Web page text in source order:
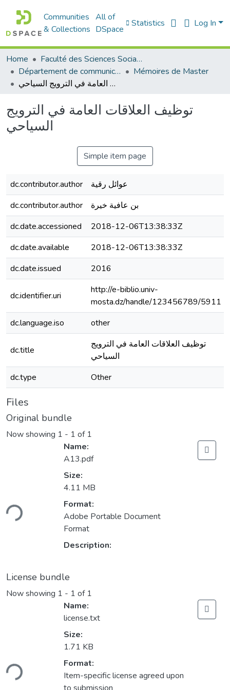
Communities
& Collections
All of
DSpace
Statistics Log In
Home
Faculté des Sciences Sociales
Département de communication
Mémoires de Master
توظيف العلاقات العامة في الترويج السياحي
توظيف العلاقات العامة في الترويج
السياحي
Simple item page
dc.contributor.author
عوائل رقية
dc.contributor.author
بن عافية خيرة
dc.date.accessioned
2018-12-06T13:38:33Z
dc.date.available
2018-12-06T13:38:33Z
dc.date.issued
2016
dc.identifier.uri
http://e-biblio.univ-
mosta.dz/handle/123456789/5911
dc.language.iso
other
dc.title
توظيف العلاقات العامة في الترويج
السياحي
dc.type Other
Files
Original bundle
Now showing 1 - 1 of 1
Name:
A13.pdf
Size:
4.11 MB
Format:
Adobe Portable Document
Format
Description:
License bundle
Now showing 1 - 1 of 1
Name:
license.txt
Size:
1.71 KB
Format:
Item-specific license agreed upon